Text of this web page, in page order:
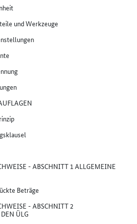
und Werkzeuge
- ABSCHNITT 1 ALLGEMEINE
Beträge
- ABSCHNITT 2
ÜLG